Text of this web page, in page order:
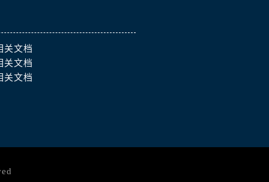
关文档
关文档
关文档